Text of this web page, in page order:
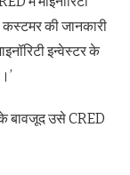
कस्टमर की जानकारी
इन्वेस्टर के
बावजूद उसे CRED